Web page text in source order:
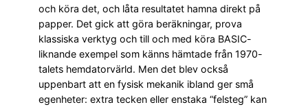
och köra det, och låta resultatet hamna direkt på
papper. Det gick att göra beräkningar, prova
klassiska verktyg och till och med köra BASIC-
liknande exempel som känns hämtade från 1970-
talets hemdatorvärld. Men det blev också
uppenbart att en fysisk mekanik ibland ger små
egenheter: extra tecken eller enstaka “felsteg” kan